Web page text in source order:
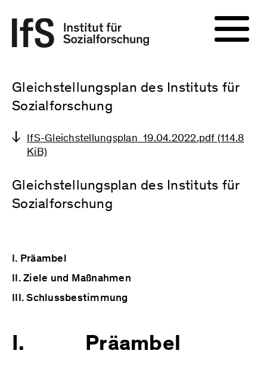
Gleichstellungsplan des Instituts für
Sozialforschung
IfS-Gleichstellungsplan_19.04.2022.pdf (114.8
KiB)
Gleichstellungsplan des Instituts für
Sozialforschung
I. Präambel
II. Ziele und Maßnahmen
III. Schlussbestimmung
I. Präambel